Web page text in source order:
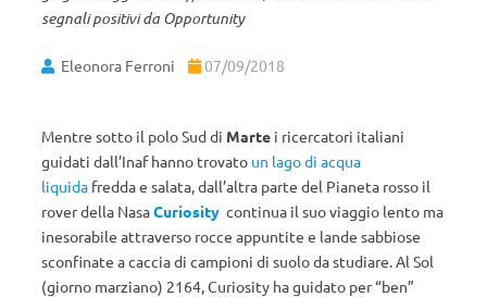
segnali positivi da Opportunity
Eleonora Ferroni 07/09/2018
Mentre sotto il polo Sud di Marte i ricercatori italiani
guidati dall’Inaf hanno trovato un lago di acqua
liquida fredda e salata, dall’altra parte del Pianeta rosso il
rover della NasaCuriosity continua il suo viaggio lento ma
inesorabile attraverso rocce appuntite e lande sabbiose
sconfinate a caccia di campioni di suolo da studiare. Al Sol
(giorno marziano) 2164, Curiosity ha guidato per “ben”